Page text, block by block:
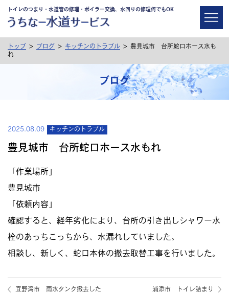
トイレのつまり・水道管の修理・ボイラー交換、水回りの修理何でもOK
トップ > ブログ > キッチンのトラブル > 豊見城市 台所蛇口ホース水も
れ
ブログ
2025.08.09 キッチンのトラブル
豊見城市 台所蛇口ホース水もれ
「作業場所」
豊見城市
「依頼内容」
確認すると、経年劣化により、台所の引き出しシャワー水
栓のあっちこっちから、水漏れしていました。
相談し、新しく、蛇口本体の撤去取替工事を行いました。
宜野湾市 雨水タンク撤去した
浦添市 トイレ詰まり